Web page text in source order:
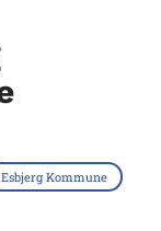
Esbjerg Kommune